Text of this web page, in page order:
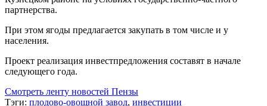
партнерства.
При этом ягоды предлагается закупать в том числе и у
населения.
Проект реализация инвестпредложения составят в начале
следующего года.
Смотреть ленту новостей Пензы
Тэги: плодово-овощной завод, инвестиции